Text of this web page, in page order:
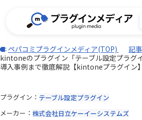
ペパコミプラグインメディア(TOP)
記
kintoneのプラグイン「テーブル設定プラグ
導入事例まで徹底解説【kintoneプラグイン】
プラグイン
テーブル設定プラグイン
メーカー
株式会社日立ケーイーシステムズ